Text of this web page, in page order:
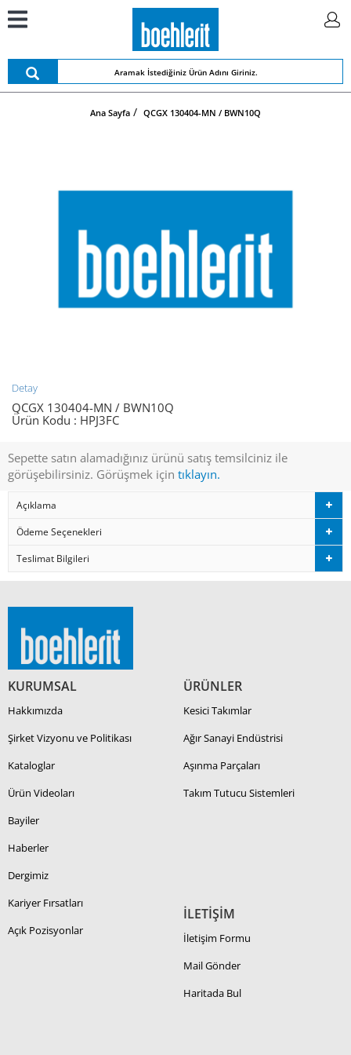
Ana Sayfa QCGX 130404-MN / BWN10Q
Detay
QCGX 130404-MN / BWN10Q
Ürün Kodu : HPJ3FC
Sepette satın alamadığınız ürünü satış temsilciniz ile
görüşebilirsiniz. Görüşmek için tıklayın.
Açıklama
Ödeme Seçenekleri
Teslimat Bilgileri
KURUMSAL
Hakkımızda
Şirket Vizyonu ve Politikası
Kataloglar
Ürün Videoları
Bayiler
Haberler
Dergimiz
Kariyer Fırsatları
Açık Pozisyonlar
ÜRÜNLER
Kesici Takımlar
Ağır Sanayi Endüstrisi
Aşınma Parçaları
Takım Tutucu Sistemleri
İLETİŞİM
İletişim Formu
Mail Gönder
Haritada Bul